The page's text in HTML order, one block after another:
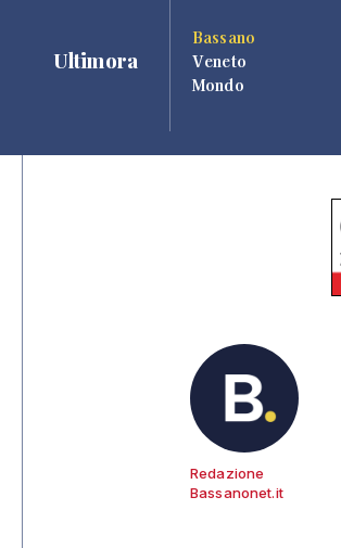
Ultimora
Bassano
Veneto
Mondo
Redazione
Bassanonet.it